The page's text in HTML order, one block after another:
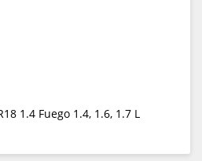
1.4 Fuego 1.4, 1.6, 1.7 L